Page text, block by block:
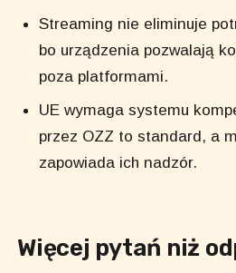
Streaming nie eliminuje
bo urządzenia pozwalają
poza platformami.
UE wymaga systemu
przez OZZ to standard, a
zapowiada ich nadzór.
Więcej pytań niż